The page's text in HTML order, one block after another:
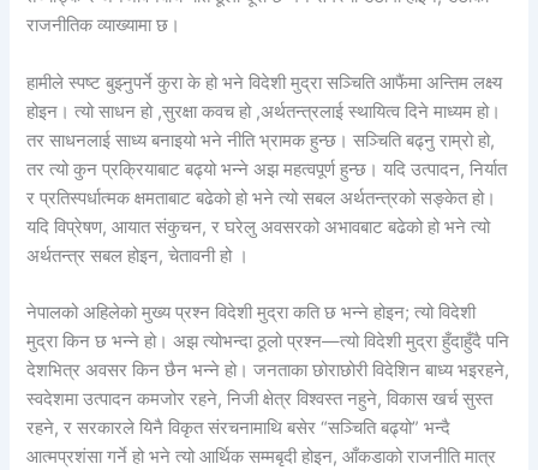
राजनीतिक व्याख्यामा छ।
हामीले स्पष्ट बुझ्नुपर्ने कुरा के हो भने विदेशी मुद्रा सञ्चिति आफैंमा अन्तिम लक्ष्य
होइन। त्यो साधन हो ,सुरक्षा कवच हो ,अर्थतन्त्रलाई स्थायित्व दिने माध्यम हो।
तर साधनलाई साध्य बनाइयो भने नीति भ्रामक हुन्छ। सञ्चिति बढ्नु राम्रो हो,
तर त्यो कुन प्रक्रियाबाट बढ्यो भन्ने अझ महत्वपूर्ण हुन्छ। यदि उत्पादन, निर्यात
र प्रतिस्पर्धात्मक क्षमताबाट बढेको हो भने त्यो सबल अर्थतन्त्रको सङ्केत हो।
यदि विप्रेषण, आयात संकुचन, र घरेलु अवसरको अभावबाट बढेको हो भने त्यो
अर्थतन्त्र सबल होइन, चेतावनी हो ।
नेपालको अहिलेको मुख्य प्रश्न विदेशी मुद्रा कति छ भन्ने होइन; त्यो विदेशी
मुद्रा किन छ भन्ने हो। अझ त्योभन्दा ठूलो प्रश्न—त्यो विदेशी मुद्रा हुँदाहुँदै पनि
देशभित्र अवसर किन छैन भन्ने हो। जनताका छोराछोरी विदेशिन बाध्य भइरहने,
स्वदेशमा उत्पादन कमजोर रहने, निजी क्षेत्र विश्वस्त नहुने, विकास खर्च सुस्त
रहने, र सरकारले यिनै विकृत संरचनामाथि बसेर “सञ्चिति बढ्यो” भन्दै
आत्मप्रशंसा गर्ने हो भने त्यो आर्थिक सम्मबृदी होइन, आँकडाको राजनीति मात्र